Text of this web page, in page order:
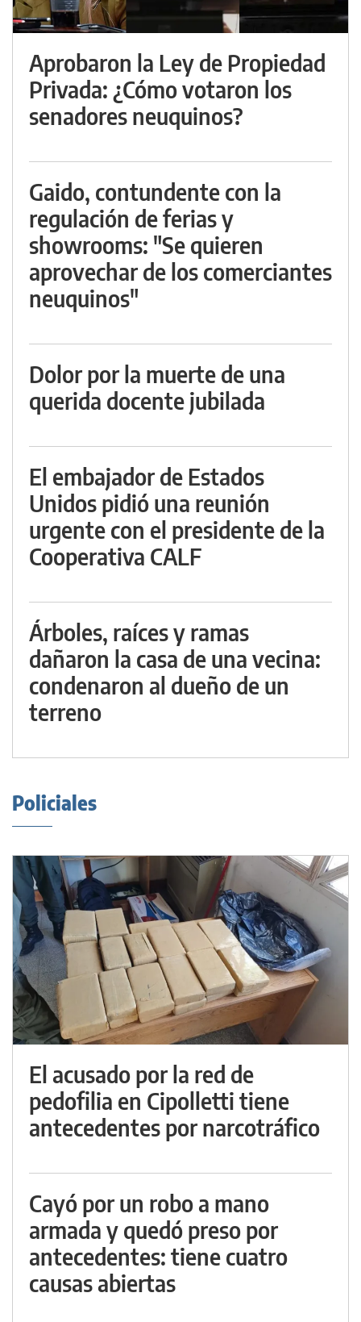
Aprobaron la Ley de Propiedad
Privada: ¿Cómo votaron los
senadores neuquinos?
Gaido, contundente con la
regulación de ferias y
showrooms: "Se quieren
aprovechar de los comerciantes
neuquinos"
Dolor por la muerte de una
querida docente jubilada
El embajador de Estados
Unidos pidió una reunión
urgente con el presidente de la
Cooperativa CALF
Árboles, raíces y ramas
dañaron la casa de una vecina:
condenaron al dueño de un
terreno
Policiales
El acusado por la red de
pedofilia en Cipolletti tiene
antecedentes por narcotráfico
Cayó por un robo a mano
armada y quedó preso por
antecedentes: tiene cuatro
causas abiertas